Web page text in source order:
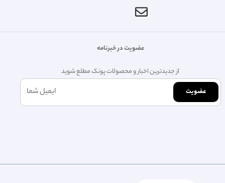
عضویت در خبرنامه
از جدیدترین اخبار و محصولات پونک مطلع شوید
عضویت